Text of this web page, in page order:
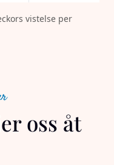
vistelse per
oss åt